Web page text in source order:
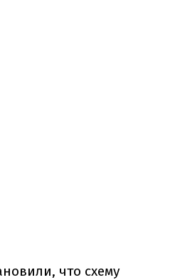
что схему